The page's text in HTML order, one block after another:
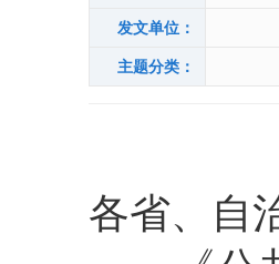
发文单位：
主题分类：
各省、自